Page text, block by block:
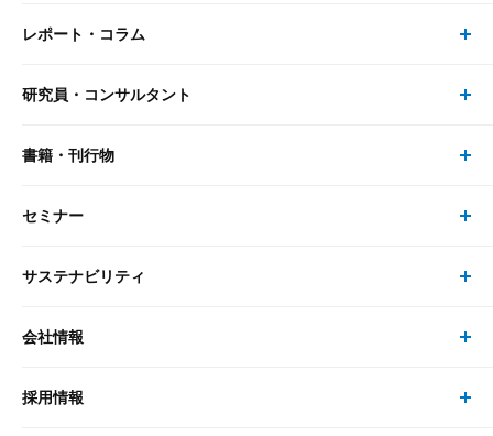
事業・ソリューション トップ
リサーチ
大和総研の強み
レポート・コラム
レポート・コラム トップ
最新のレポート・コラム
研究員・コンサルタント
研究員・コンサルタント トップ
研究員
書籍・刊行物
書籍・刊行物 トップ
書籍
セミナー
セミナー トップ
現在受付中のセミナー・イベント
サステナビリティ
サステナビリティの取り組み
次世代社会への貢献
会社情報
会社情報 トップ
採用情報